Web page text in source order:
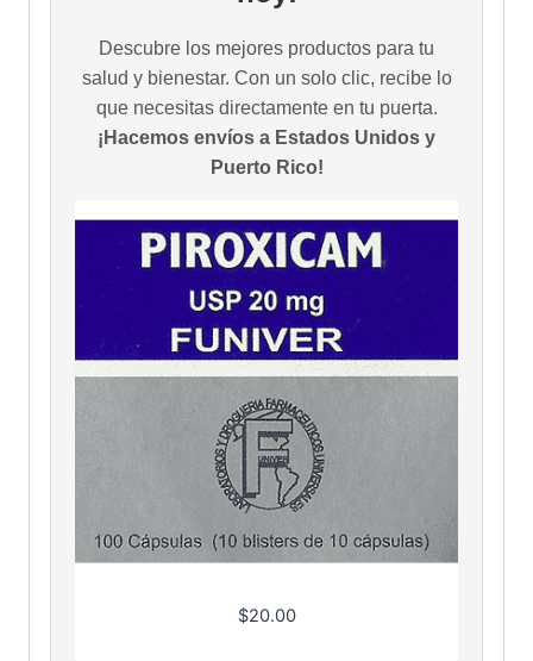
Descubre los mejores productos para tu
salud y bienestar. Con un solo clic, recibe lo
que necesitas directamente en tu puerta.
¡Hacemos envíos a Estados Unidos y
Puerto Rico!
$20.00